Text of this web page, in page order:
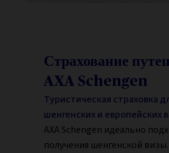
Страхование
AXA Schengen
Туристическая страховка
шенгенских и европейских
AXA Schengen идеально
получения шенгенской